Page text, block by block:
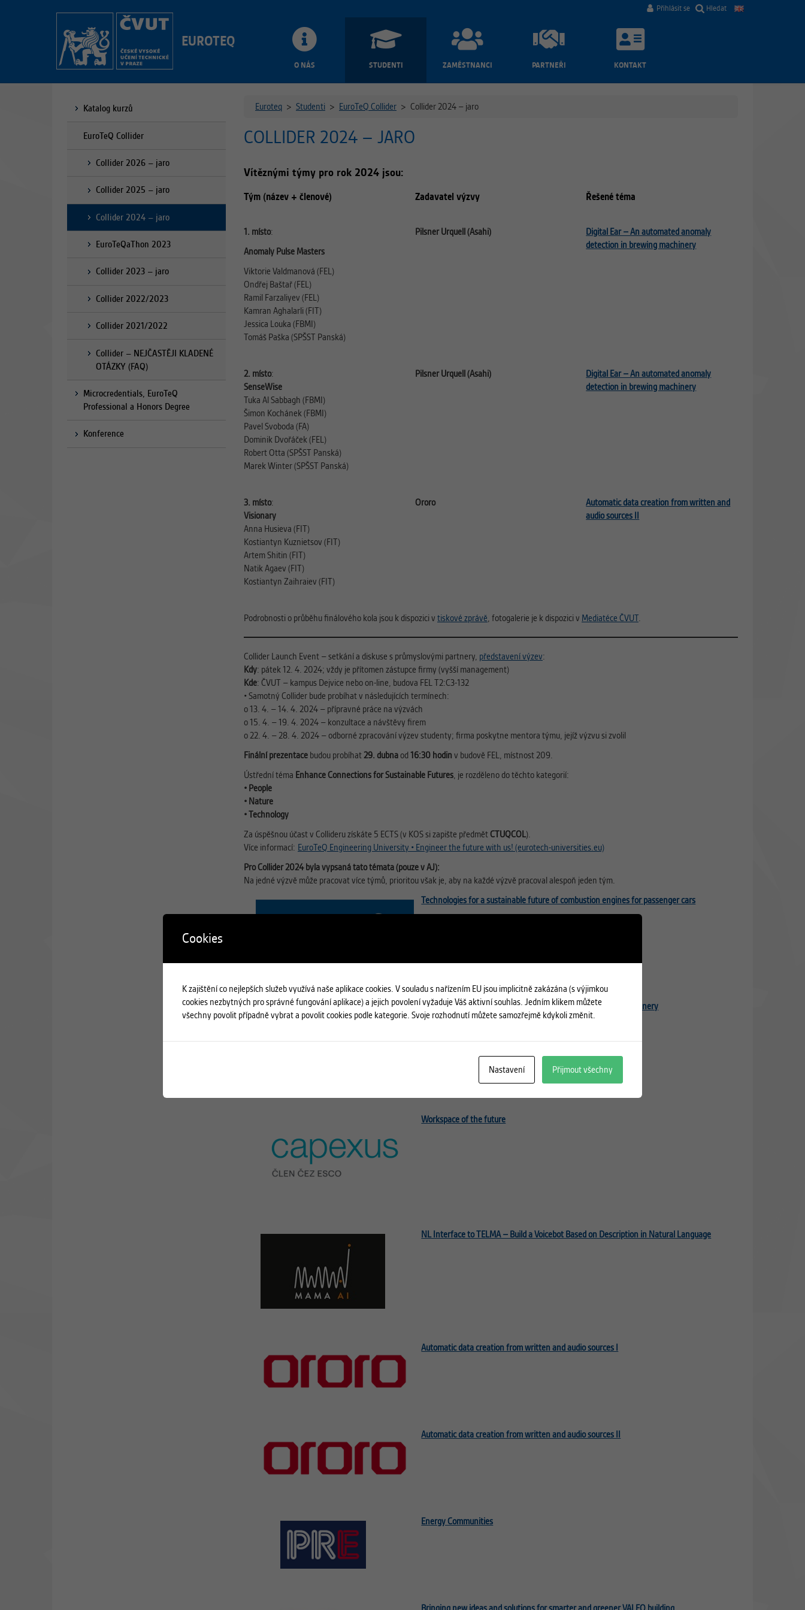
Přihlásit se Hledat
EUROTEQ
O NÁS STUDENTI ZAMĚSTNANCI PARTNEŘI KONTAKT
Euroteq > Studenti > EuroTeQ Collider > Collider 2024 – jaro
COLLIDER 2024 – JARO
Vítěznými týmy pro rok 2024 jsou:
Tým (název + členové) Zadavatel výzvy Řešené téma
1. místo:
Anomaly Pulse Masters
Viktorie Valdmanová (FEL)
Ondřej Baštař (FEL)
Ramil Farzaliyev (FEL)
Kamran Aghalarli (FIT)
Jessica Louka (FBMI)
Tomáš Paška (SPŠST Panská)
Pilsner Urquell (Asahi)
Digital Ear – An automated anomaly
detection in brewing machinery
2. místo:
SenseWise
Tuka Al Sabbagh (FBMI)
Šimon Kochánek (FBMI)
Pavel Svoboda (FA)
Dominik Dvořáček (FEL)
Robert Otta (SPŠST Panská)
Marek Winter (SPŠST Panská)
Pilsner Urquell (Asahi)
Digital Ear – An automated anomaly
detection in brewing machinery
3. místo:
Visionary
Anna Husieva (FIT)
Kostiantyn Kuznietsov (FIT)
Artem Shitin (FIT)
Natik Agaev (FIT)
Kostiantyn Zaihraiev (FIT)
Ororo
Automatic data creation from written and
audio sources II
Podrobnosti o průběhu finálového kola jsou k dispozici v tiskové zprávě, fotogalerie je k dispozici v Mediatéce ČVUT.
Collider Launch Event – setkání a diskuse s průmyslovými partnery, představení výzev:
Kdy: pátek 12. 4. 2024; vždy je přítomen zástupce firmy (vyšší management)
Kde: ČVUT – kampus Dejvice nebo on-line, budova FEL T2:C3-132
• Samotný Collider bude probíhat v následujících termínech:
o 13. 4. – 14. 4. 2024 – přípravné práce na výzvách
o 15. 4. – 19. 4. 2024 – konzultace a návštěvy firem
o 22. 4. – 28. 4. 2024 – odborné zpracování výzev studenty; firma poskytne mentora týmu, jejíž výzvu si zvolil
Finální prezentace budou probíhat29. dubna od16:30 hodin v budově FEL, místnost 209.
Ústřední téma Enhance Connections for Sustainable Futures, je rozděleno do těchto kategorií:
• People
• Nature
• Technology
Za úspěšnou účast v Collideru získáte 5 ECTS (v KOS si zapište předmět CTUQCOL).
Více informací: EuroTeQ Engineering University • Engineer the future with us! (eurotech-universities.eu)
Pro Collider 2024 byla vypsaná tato témata (pouze v AJ):
Na jedné výzvě může pracovat více týmů, prioritou však je, aby na každé výzvě pracoval alespoň jeden tým.
Technologies for a sustainable future of combustion engines for passenger cars
Digital Ear – An automated anomaly detection in brewing machinery
Workspace of the future
NL Interface to TELMA – Build a Voicebot Based on Description in Natural Language
Automatic data creation from written and audio sources I
Automatic data creation from written and audio sources II
Energy Communities
Katalog kurzů
EuroTeQ Collider
Collider 2026 – jaro
Collider 2025 – jaro
Collider 2024 – jaro
EuroTeQaThon 2023
Collider 2023 – jaro
Collider 2022/2023
Collider 2021/2022
Collider – NEJČASTĚJI KLADENÉ
OTÁZKY (FAQ)
Microcredentials, EuroTeQ
Professional a Honors Degree
Konference
Cookies
K zajištění co nejlepších služeb využívá naše aplikace cookies. V souladu s nařízením EU jsou implicitně zakázána (s výjimkou
cookies nezbytných pro správné fungování aplikace) a jejich povolení vyžaduje Váš aktivní souhlas. Jedním klikem můžete
všechny povolit případně vybrat a povolit cookies podle kategorie. Svoje rozhodnutí můžete samozřejmě kdykoli změnit.
Nastavení Přijmout všechny